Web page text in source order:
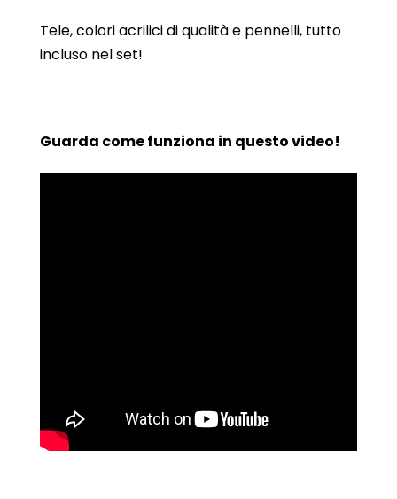
Tele, colori acrilici di qualità e pennelli, tutto
incluso nel set!
Guarda come funziona in questo video!